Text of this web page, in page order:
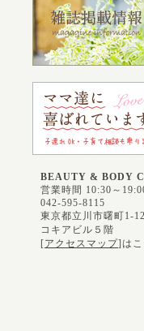
BEAUTY & BODY
営業時間 10:30～
042-595-8115
東京都立川市曙町1-
コキアビル５階
[アクセスマップ]はこ